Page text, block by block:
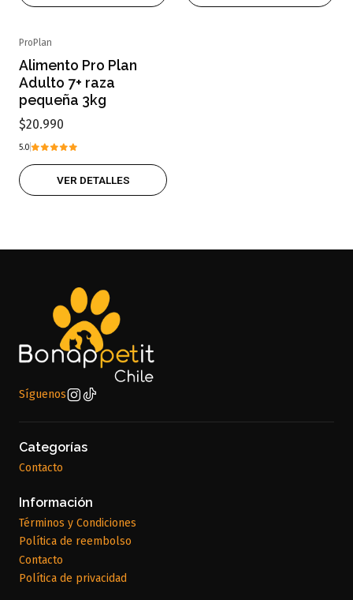
ProPlan
Alimento Pro Plan
Adulto 7+ raza
pequeña 3kg
$20.990
5.0
VER DETALLES
Síguenos
Categorías
Contacto
Información
Términos y Condiciones
Política de reembolso
Contacto
Política de privacidad